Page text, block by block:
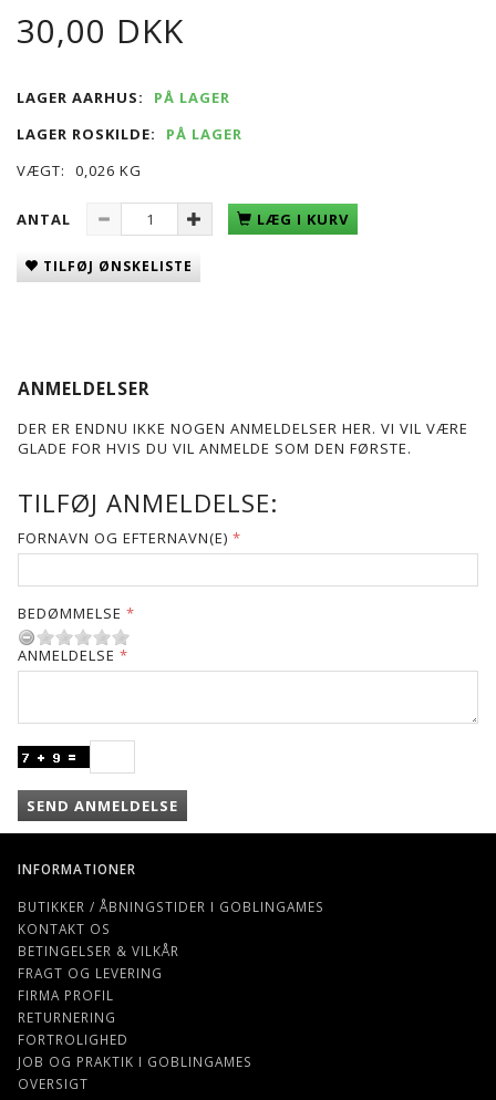
30,00 DKK
LAGER AARHUS:
PÅ LAGER
LAGER ROSKILDE:
PÅ LAGER
VÆGT:
0,026 KG
ANTAL LÆG I KURV
TILFØJ ØNSKELISTE
ANMELDELSER
DER ER ENDNU IKKE NOGEN ANMELDELSER HER. VI VIL VÆRE
GLADE FOR HVIS DU VIL ANMELDE SOM DEN FØRSTE.
TILFØJ ANMELDELSE:
FORNAVN OG EFTERNAVN(E)
BEDØMMELSE
ANMELDELSE
SEND ANMELDELSE
INFORMATIONER
BUTIKKER / ÅBNINGSTIDER I GOBLINGAMES
KONTAKT OS
BETINGELSER & VILKÅR
FRAGT OG LEVERING
FIRMA PROFIL
RETURNERING
FORTROLIGHED
JOB OG PRAKTIK I GOBLINGAMES
OVERSIGT